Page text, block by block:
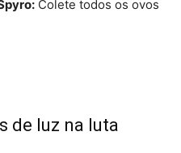
Colete todos os ovos
de luz na luta